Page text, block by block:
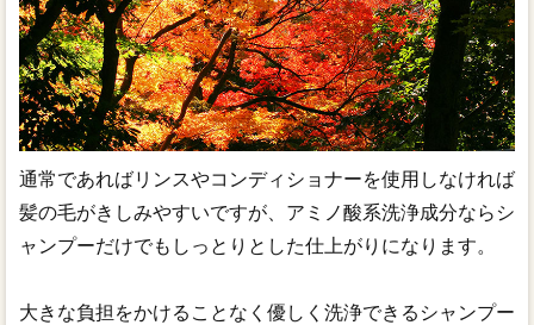
通常であればリンスやコンディショナーを使用しなければ
髪の毛がきしみやすいですが、アミノ酸系洗浄成分ならシ
ャンプーだけでもしっとりとした仕上がりになります。
大きな負担をかけることなく優しく洗浄できるシャンプー